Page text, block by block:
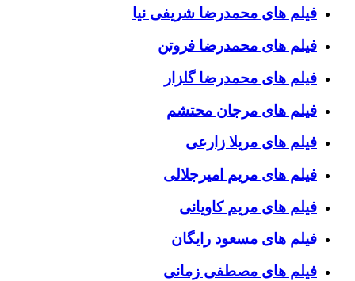
فیلم های محمدرضا شریفی نیا
فیلم های محمدرضا فروتن
فیلم های محمدرضا گلزار
فیلم های مرجان محتشم
فیلم های مریلا زارعی
فیلم های مریم امیرجلالی
فیلم های مریم کاویانی
فیلم های مسعود رایگان
فیلم های مصطفی زمانی